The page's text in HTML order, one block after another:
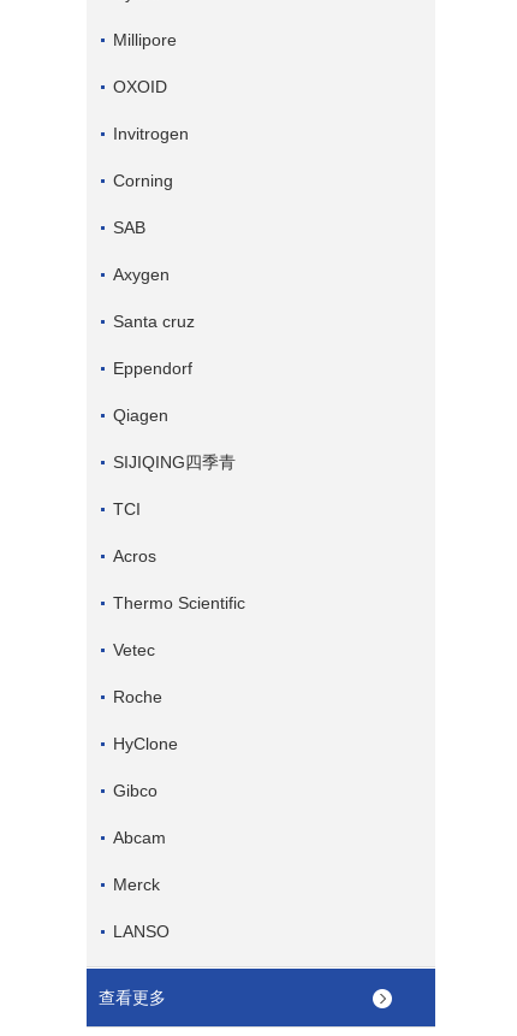
Millipore
OXOID
Invitrogen
Corning
SAB
Axygen
Santa cruz
Eppendorf
Qiagen
SIJIQING四季青
TCI
Acros
Thermo Scientific
Vetec
Roche
HyClone
Gibco
Abcam
Merck
LANSO
查看更多